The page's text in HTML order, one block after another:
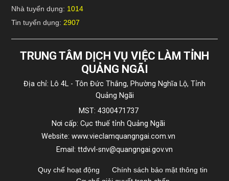
Nhà tuyển dụng: 1014
Tin tuyển dụng: 2907
TRUNG TÂM DỊCH VỤ VIỆC LÀM TỈNH
QUẢNG NGÃI
Địa chỉ: Lô 4L - Tôn Đức Thắng, Phường Nghĩa Lộ, Tỉnh
Quảng Ngãi
MST: 4300471737
Nơi cấp: Cục thuế tỉnh Quảng Ngãi
Website: www.vieclamquangngai.com.vn
Email: ttdvvl-snv@quangngai.gov.vn
Quy chế hoạt động
Chính sách bảo mật thông tin